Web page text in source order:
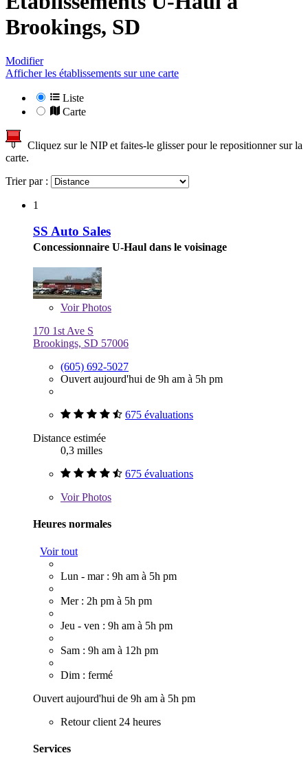
Brookings, SD
Modifier
Afficher les établissements sur une carte
Liste
Carte
Cliquez sur le NIP et faites-le glisser pour le repositionner sur la
carte.
Trier par :
1
SS Auto Sales
Concessionnaire U-Haul dans le voisinage
VoirPhotos
170 1st Ave S
Brookings, SD 57006
(605) 692-5027
Ouvert aujourd'hui de 9h am à 5h pm
675 évaluations
Distance estimée
0,3 milles
675 évaluations
VoirPhotos
Heures normales
Voir tout
Lun - mar : 9h am à 5h pm
Mer : 2h pm à 5h pm
Jeu - ven : 9h am à 5h pm
Sam : 9h am à 12h pm
Dim : fermé
Ouvert aujourd'hui de 9h am à 5h pm
Retour client 24 heures
Services